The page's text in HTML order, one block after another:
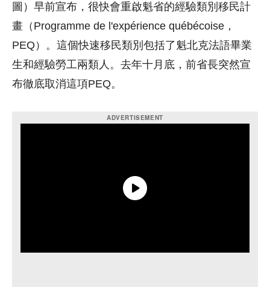
圖）早前宣布，很快會重啟魁省的經驗類別移民計
畫（Programme de l'expérience québécoise，
PEQ）。這個快速移民類別包括了魁北克法語畢業
生和經驗勞工兩類人。去年十月底，前省長突然宣
布徹底取消這項PEQ。